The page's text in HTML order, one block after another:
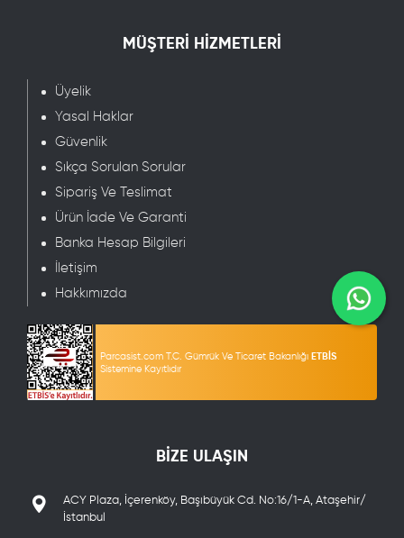
MÜŞTERİ HİZMETLERİ
Üyelik
Yasal Haklar
Güvenlik
Sıkça Sorulan Sorular
Sipariş Ve Teslimat
Ürün İade Ve Garanti
Banka Hesap Bilgileri
İletişim
Hakkımızda
Parcasist.com T.C. Gümrük Ve Ticaret Bakanlığı ETBİS
Sistemine Kayıtlıdır
BİZE ULAŞIN
ACY Plaza, İçerenköy, Başıbüyük Cd. No:16/1-A, Ataşehir/
İstanbul